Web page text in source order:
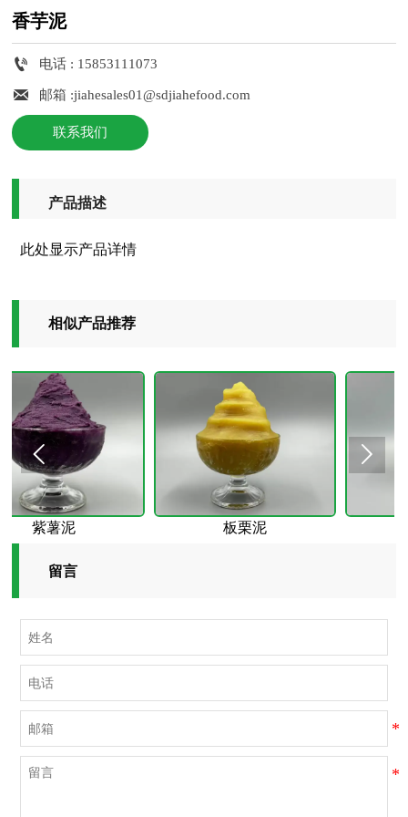
香芋泥
 电话 : 15853111073
 邮箱 :jiahesales01@sdjiahefood.com
联系我们
产品描述
此处显示产品详情
相似产品推荐
 
留言